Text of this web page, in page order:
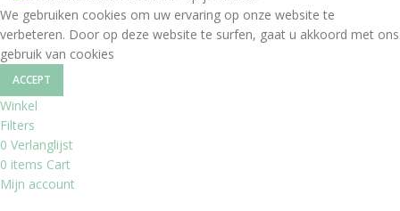
We gebruiken cookies om uw ervaring op onze website te
verbeteren. Door op deze website te surfen, gaat u akkoord met ons
gebruik van cookies
ACCEPT
Winkel
Filters
0 Verlanglijst
0 items Cart
Mijn account